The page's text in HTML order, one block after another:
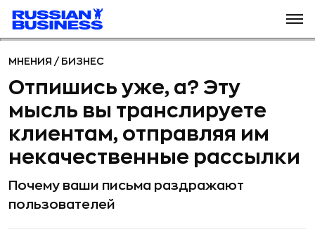
МНЕНИЯ / БИЗНЕС
Отпишись уже, а? Эту
мысль вы транслируете
клиентам, отправляя им
некачественные рассылки
Почему ваши письма раздражают
пользователей